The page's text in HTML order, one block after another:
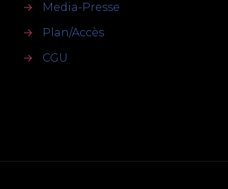
→
Media-Presse
→
Plan/Accès
→
CGU